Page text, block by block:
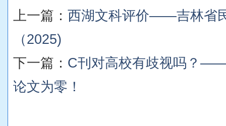
上一篇： 西湖文科评价——吉林省
（2025)
下一篇： C刊对高校有歧视吗？
论文为零！